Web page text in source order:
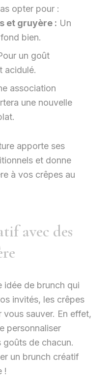
opter pour :
et gruyère : Un
bien.
un goût
acidulé.
association
une nouvelle
apporte ses
et donne
à vos crêpes au
avec des
idée de brunch qui
invités, les crêpes
sauver. En effet,
personnaliser
goûts de chacun.
un brunch créatif
!